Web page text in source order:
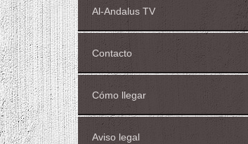
Al-Andalus TV
Contacto
Cómo llegar
Aviso legal